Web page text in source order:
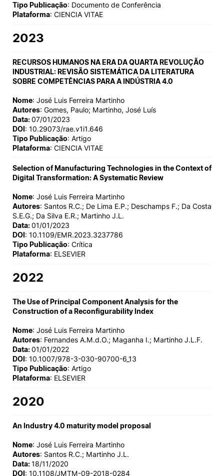
Tipo Publicação: Documento de Conferência
Plataforma: CIENCIA VITAE
2023
RECURSOS HUMANOS NA ERA DA QUARTA REVOLUÇÃO
INDUSTRIAL: REVISÃO SISTEMÁTICA DA LITERATURA
SOBRE COMPETÊNCIAS PARA A INDÚSTRIA 4.0
Nome: José Luis Ferreira Martinho
Autores: Gomes, Paulo; Martinho, José Luís
Data:07/01/2023
DOI: 10.29073/rae.v1i1.646
Tipo Publicação: Artigo
Plataforma: CIENCIA VITAE
Selection of Manufacturing Technologies in the Context of
Digital Transformation: A Systematic Review
Nome: José Luis Ferreira Martinho
Autores: Santos R.C.; De Lima E.P.; Deschamps F.; Da Costa
S.E.G.; Da Silva E.R.; Martinho J.L.
Data:01/01/2023
DOI: 10.1109/EMR.2023.3237786
Tipo Publicação: Crítica
Plataforma: ELSEVIER
2022
The Use of Principal Component Analysis for the
Construction of a Reconfigurability Index
Nome: José Luis Ferreira Martinho
Autores: Fernandes A.M.d.O.; Maganha I.; Martinho J.L.F.
Data:01/01/2022
DOI: 10.1007/978-3-030-90700-6_13
Tipo Publicação: Artigo
Plataforma: ELSEVIER
2020
An Industry 4.0 maturity model proposal
Nome: José Luis Ferreira Martinho
Autores: Santos R.C.; Martinho J.L.
Data:18/11/2020
DOI: 10.1108/JMTM-09-2018-0284